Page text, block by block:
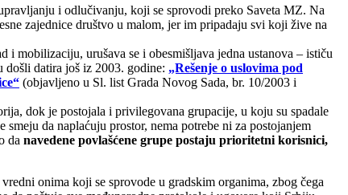
i odlučivanju, koji se sprovodi preko Saveta MZ. Na
zajednice društvo u malom, jer im pripadaju svi koji žive na
i mobilizaciju, urušava se i obesmišljava jedna ustanova – ističu
došli datira još iz 2003. godine: „Rešenje o uslovima pod
(objavljeno u Sl. list Grada Novog Sada, br. 10/2003 i
dok je postojala i privilegovana grupacije, u koju su spadale
da naplaćuju prostor, nema potrebe ni za postojanjem
da navedene povlašćene grupe postaju prioritetni korisnici,
onima koji se sprovode u gradskim organima, zbog čega